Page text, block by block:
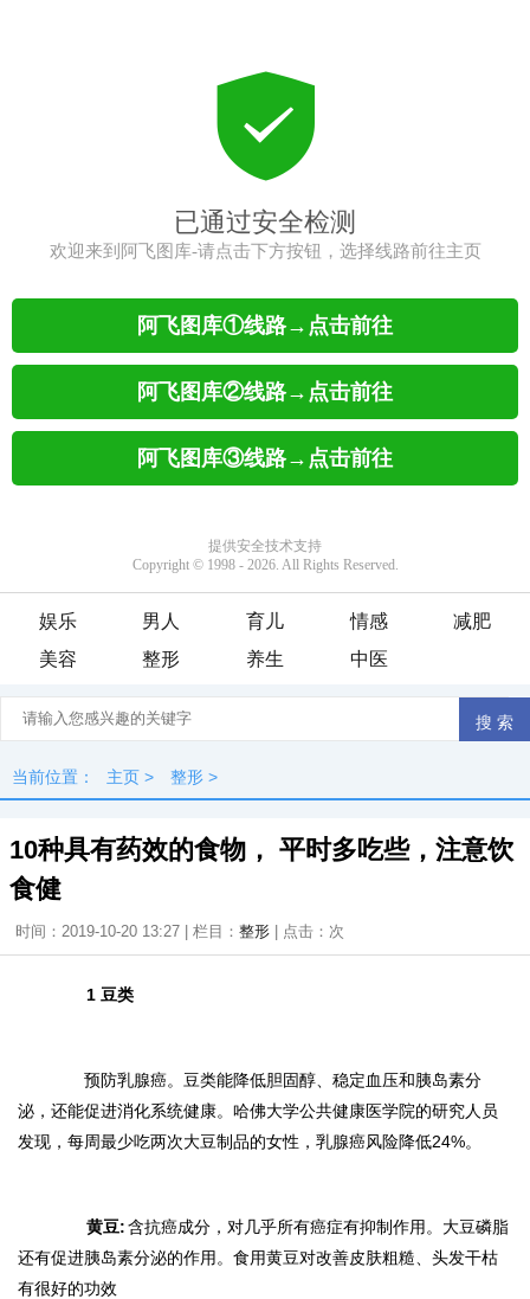
娱乐 男人 育儿 情感
减肥
美容
整形 养生 中医
当前位置： 主页 > 整形 >
10种具有药效的食物， 平时多吃些，注意饮
食健
时间：2019-10-20 13:27 | 栏目： 整形 | 点击： 次
1 豆类
预防乳腺癌。豆类能降低胆固醇、稳定血压和胰岛素分
泌，还能促进消化系统健康。哈佛大学公共健康医学院的研究人员
发现，每周最少吃两次大豆制品的女性，乳腺癌风险降低24%。
黄豆:含抗癌成分，对几乎所有癌症有抑制作用。大豆磷脂
还有促进胰岛素分泌的作用。食用黄豆对改善皮肤粗糙、头发干枯
有很好的功效